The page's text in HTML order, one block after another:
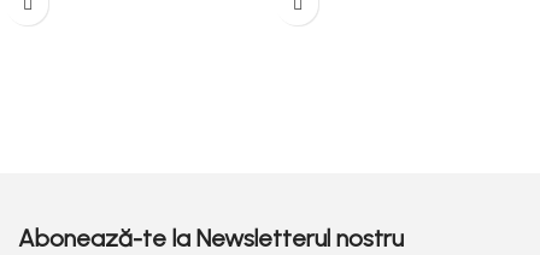
Abonează-te la Newsletterul nostru